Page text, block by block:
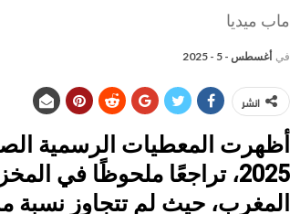
ماب ميديا
في أغسطس - 5 - 2025
انشر
2025، تراجعًا ملحوظًا في